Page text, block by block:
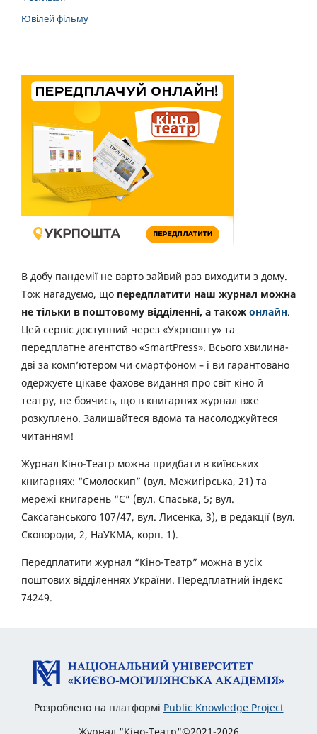
Ювілей фільму
В добу пандемії не варто зайвий раз виходити з дому.
Тож нагадуємо, що передплатити наш журнал можна
не тільки в поштовому відділенні, а також онлайн.
Цей сервіс доступний через «Укрпошту» та
передплатне агентство «SmartPress». Всього хвилина-
дві за комп’ютером чи смартфоном – і ви гарантовано
одержуєте цікаве фахове видання про світ кіно й
театру, не боячись, що в книгарнях журнал вже
розкуплено. Залишайтеся вдома та насолоджуйтеся
читанням!
Журнал Кіно-Театр можна придбати в київських
книгарнях: “Смолоскип” (вул. Межигірська, 21) та
мережі книгарень “Є” (вул. Спаська, 5; вул.
Саксаганського 107/47, вул. Лисенка, 3), в редакції (вул.
Сковороди, 2, НаУКМА, корп. 1).
Передплатити журнал “Кіно-Театр” можна в усіх
поштових відділеннях України. Передплатний індекс
74249.
Розроблено на платформі Public Knowledge Project